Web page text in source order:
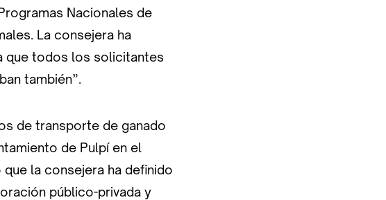
Nacionales de
La consejera ha
que todos los solicitantes
también”.
de transporte de ganado
de Pulpí en el
la consejera ha definido
público-privada y